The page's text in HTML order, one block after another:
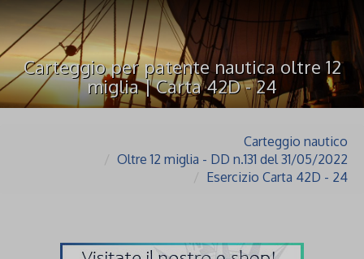
Carteggio per patente nautica oltre 12
miglia | Carta 42D - 24
Carteggio nautico
Oltre 12 miglia - DD n.131 del 31/05/2022
Esercizio Carta 42D - 24